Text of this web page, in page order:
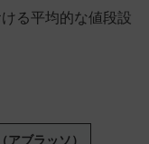
る平均的な値段設
ブラッソ）